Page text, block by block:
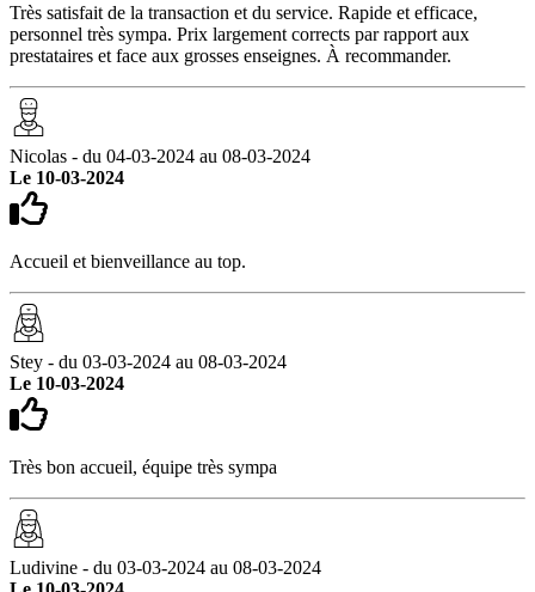
Très satisfait de la transaction et du service. Rapide et efficace,
personnel très sympa. Prix largement corrects par rapport aux
prestataires et face aux grosses enseignes. À recommander.
Nicolas - du 04-03-2024 au 08-03-2024
Le 10-03-2024
Accueil et bienveillance au top.
Stey - du 03-03-2024 au 08-03-2024
Le 10-03-2024
Très bon accueil, équipe très sympa
Ludivine - du 03-03-2024 au 08-03-2024